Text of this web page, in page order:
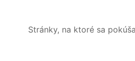
Stránky, na ktoré sa